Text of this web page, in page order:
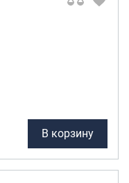
В корзину